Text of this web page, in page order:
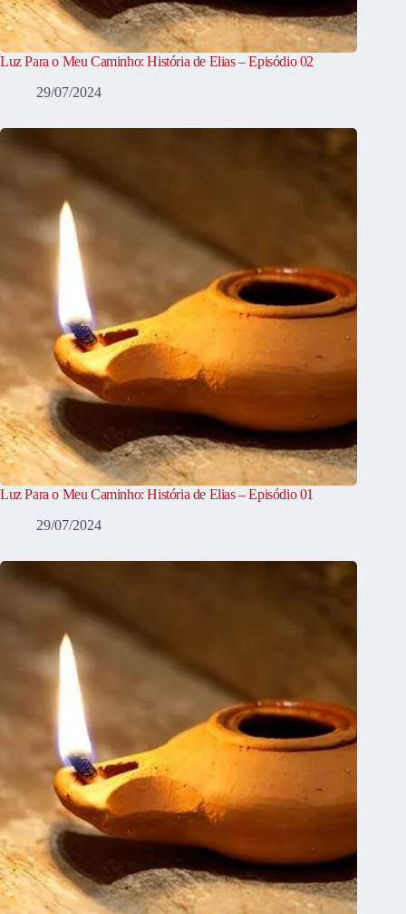
Luz Para o Meu Caminho: História de Elias – Episódio 02
29/07/2024
Luz Para o Meu Caminho: História de Elias – Episódio 01
29/07/2024